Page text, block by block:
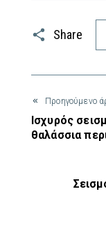
Share
Προηγούμενο
Ισχυρός
θαλάσσια